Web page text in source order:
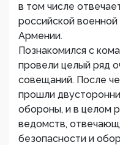
в том числе
российской
Армении.
Познакомился с
провели целый ряд
совещаний. После
прошли
обороны, и в целом
ведомств,
безопасности и